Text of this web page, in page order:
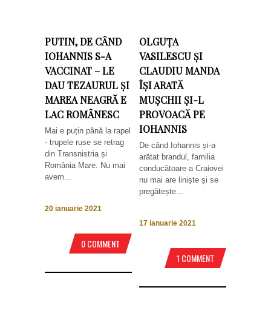
PUTIN, DE CÂND
IOHANNIS S-A
VACCINAT – LE
DAU TEZAURUL ȘI
MAREA NEAGRĂ E
LAC ROMÂNESC
Mai e puțin până la rapel
- trupele ruse se retrag
din Transnistria și
România Mare. Nu mai
avem...
20 ianuarie 2021
0 COMMENT
OLGUȚA
VASILESCU ȘI
CLAUDIU MANDA
ÎȘI ARATĂ
MUȘCHII ȘI-L
PROVOACĂ PE
IOHANNIS
De când Iohannis și-a
arătat brandul, familia
conducătoare a Craiovei
nu mai are liniște și se
pregătește...
17 ianuarie 2021
1 COMMENT